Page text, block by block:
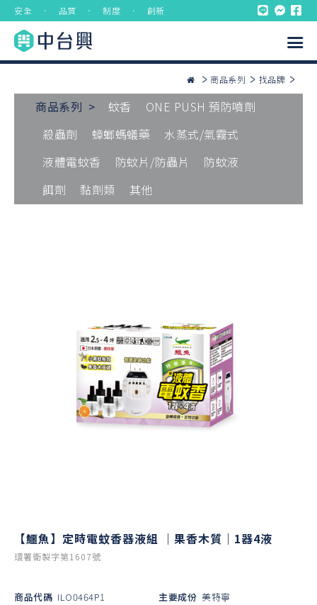
安全 ． 品質 ． 制度 ． 創新
商品系列 找品牌
商品系列 > 蚊香
ONE PUSH 預防噴劑
殺蟲劑
蟑螂螞蟻藥
水蒸式/氣霧式
液體電蚊香
防蚊片/防蟲片
防蚊液
餌劑
黏劑類 其他
【鱷魚】定時電蚊香器液組 ｜果香木質｜1器4液
環署衛製字第1607號
商品代碼 ILO0464P1
主要成份 美特寧